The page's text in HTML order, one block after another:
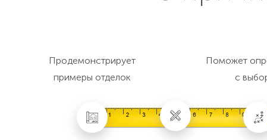
Продемонстрирует
примеры отделок
Поможет
с